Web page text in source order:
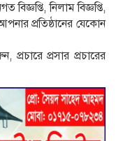
বিজ্ঞপ্তি, নিলাম বিজ্ঞপ্তি,
প্রতিষ্ঠানের যেকোন
প্রসার প্রচারের